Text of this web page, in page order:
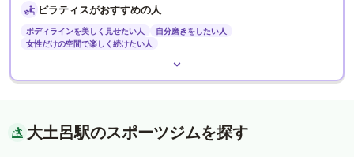
ピラティスがおすすめの人
ボディラインを美しく見せたい人
自分磨きをしたい人
女性だけの空間で楽しく続けたい人
大土呂駅のスポーツジムを探す